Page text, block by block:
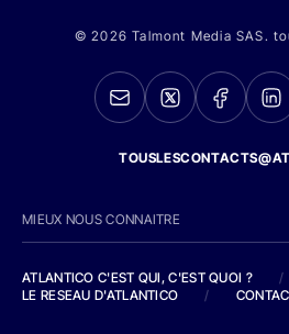
© 2026 Talmont Media SAS.
MIEUX NOUS CONNAITRE
ATLANTICO C'EST QUI, C'EST QUOI ?
/
LE RESEAU D'ATLANTICO
/